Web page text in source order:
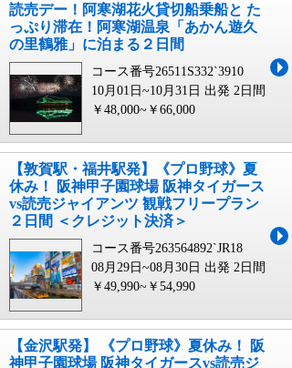
読売デー！阿寒湖花火貸切船乗船と た
っぷり滞在！阿寒湖温泉「あかん遊久
の里鶴雅」に泊まる２日間
コース番号26511S332`3910
10月01日~10月31日 出発 2日間
￥48,000~￥66,000
【敦賀駅・福井駅発】《プロ野球》夏
休み！ 阪神甲子園球場 阪神タイガース
vs読売ジャイアンツ 観戦フリープラン
２日間 ＜クレジット決済＞
コース番号263564892`JR18
08月29日~08月30日 出発 2日間
￥49,990~￥54,990
【金沢駅発】 《プロ野球》夏休み！ 阪
神甲子園球場 阪神タイガースvs読売ジ